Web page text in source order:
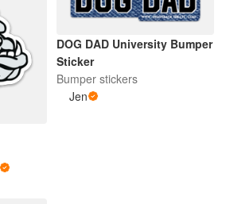
DOG DAD University Bumper
Sticker
Bumper stickers
Jen